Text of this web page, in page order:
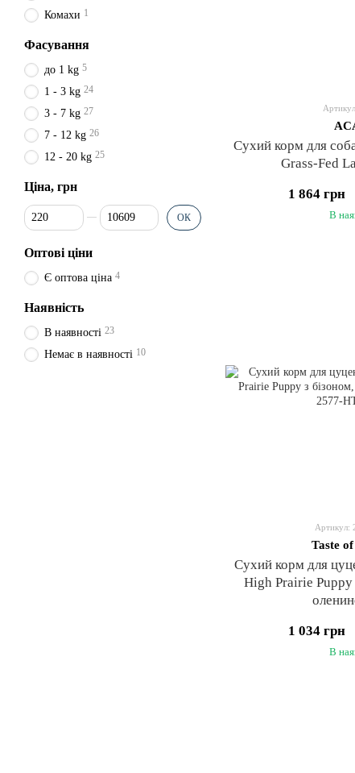
Сухий корм для
Grass-Fed
1 864 грн
В
Артикул:
Taste
Сухий корм для
High Prairie Puppy
1 034 грн
В
Комахи 1
Фасування
до 1 kg 5
1 - 3 kg 24
3 - 7 kg 27
7 - 12 kg 26
12 - 20 kg 25
Ціна, грн
Від Ціна, грн
До Ціна, грн
ОК
Оптові ціни
Є оптова ціна 4
Наявність
В наявності 23
Немає в наявності 10